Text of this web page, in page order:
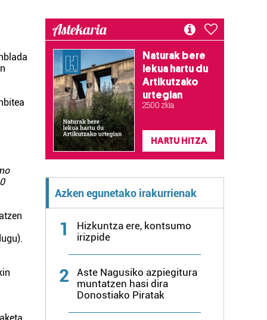
Astekaria
Naturak bere
lekua hartu du
Artikutzako
urtegian
2.500 zkia.
HARTU HITZA
Azken egunetako irakurrienak
1
Hizkuntza ere, kontsumo
irizpide
2
Aste Nagusiko azpiegitura
muntatzen hasi dira
Donostiako Piratak